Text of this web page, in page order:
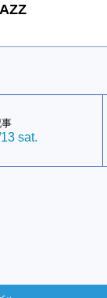
sat.